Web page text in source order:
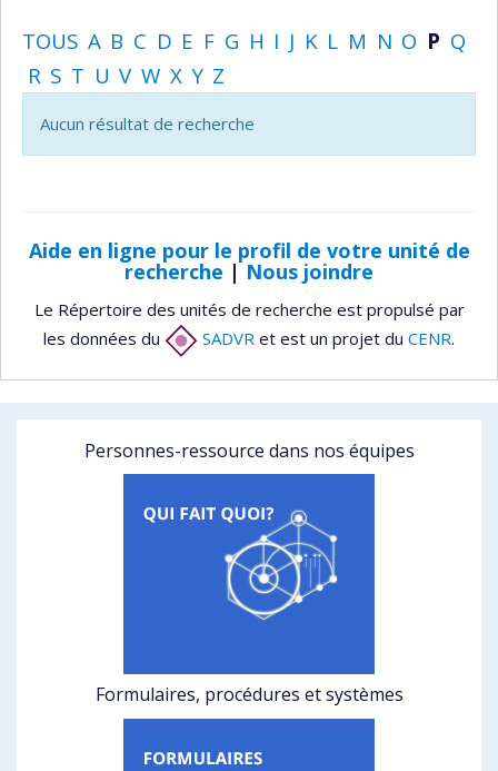
TOUS A B C D E F G H I J K L M N O P Q
R S T U V W X Y Z
Aucun résultat de recherche
Aide en ligne pour le profil de votre unité de
recherche | Nous joindre
Le Répertoire des unités de recherche est propulsé par
les données du
SADVR et est un projet du CENR.
Personnes-ressource dans nos équipes
Formulaires, procédures et systèmes